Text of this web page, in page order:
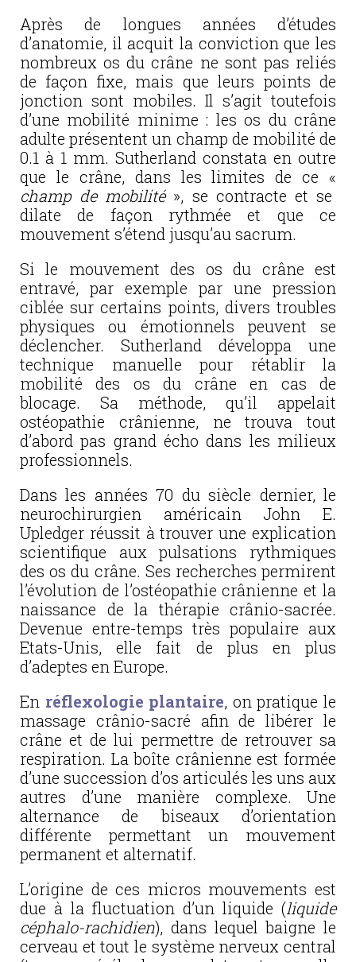
Après de longues années d’études
d’anatomie, il acquit la conviction que les
nombreux os du crâne ne sont pas reliés
de façon fixe, mais que leurs points de
jonction sont mobiles. Il s’agit toutefois
d’une mobilité minime : les os du crâne
adulte présentent un champ de mobilité de
0.1 à 1 mm. Sutherland constata en outre
que le crâne, dans les limites de ce «
champ de mobilité », se contracte et se
dilate de façon rythmée et que ce
mouvement s’étend jusqu’au sacrum.
Si le mouvement des os du crâne est
entravé, par exemple par une pression
ciblée sur certains points, divers troubles
physiques ou émotionnels peuvent se
déclencher. Sutherland développa une
technique manuelle pour rétablir la
mobilité des os du crâne en cas de
blocage. Sa méthode, qu’il appelait
ostéopathie crânienne, ne trouva tout
d’abord pas grand écho dans les milieux
professionnels.
Dans les années 70 du siècle dernier, le
neurochirurgien américain John E.
Upledger réussit à trouver une explication
scientifique aux pulsations rythmiques
des os du crâne. Ses recherches permirent
l’évolution de l’ostéopathie crânienne et la
naissance de la thérapie crânio-sacrée.
Devenue entre-temps très populaire aux
Etats-Unis, elle fait de plus en plus
d’adeptes en Europe.
En réflexologie plantaire, on pratique le
massage crânio-sacré afin de libérer le
crâne et de lui permettre de retrouver sa
respiration. La boîte crânienne est formée
d’une succession d’os articulés les uns aux
autres d’une manière complexe. Une
alternance de biseaux d’orientation
différente permettant un mouvement
permanent et alternatif.
L’origine de ces micros mouvements est
due à la fluctuation d’un liquide (liquide
céphalo-rachidien), dans lequel baigne le
cerveau et tout le système nerveux central